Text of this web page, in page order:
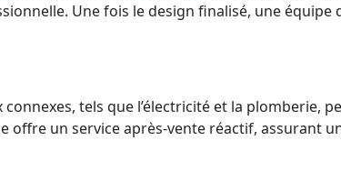
Une fois le design finalisé, une
tels que l’électricité et la
offre un service après-vente réactif, assurant